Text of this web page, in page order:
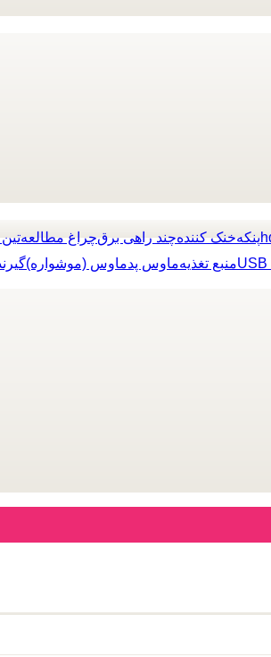
چراغ مطالعهچند راهی برقخنک کنندهپنکه
ماوس (موشواره)ماوس پدمنبع تغذیه